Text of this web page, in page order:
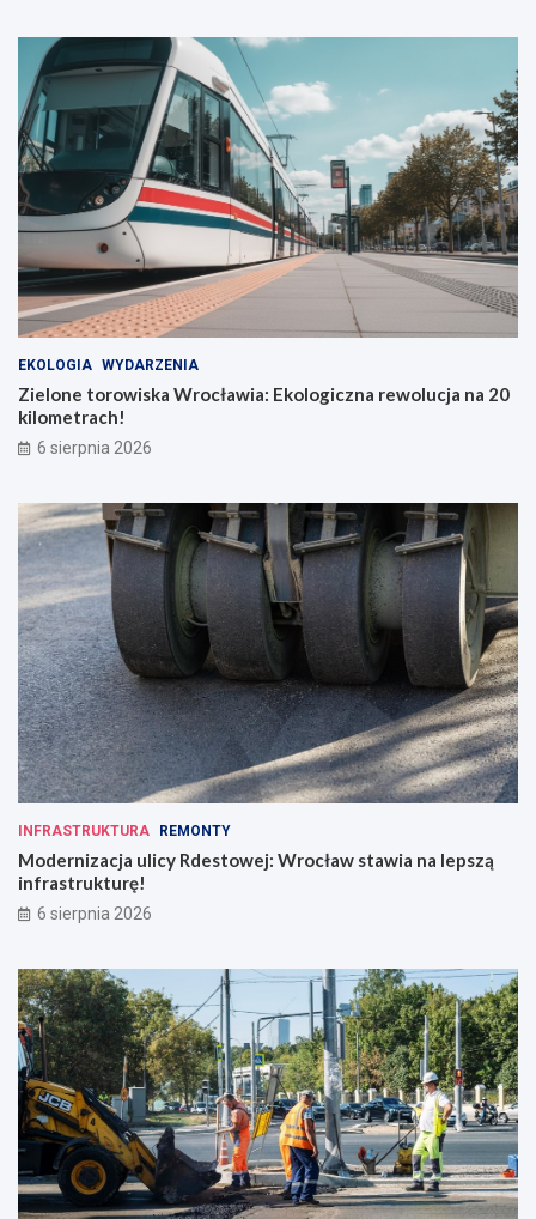
EKOLOGIA WYDARZENIA
Zielone torowiska Wrocławia: Ekologiczna rewolucja na 20
kilometrach!
6 sierpnia 2026
INFRASTRUKTURA REMONTY
Modernizacja ulicy Rdestowej: Wrocław stawia na lepszą
infrastrukturę!
6 sierpnia 2026